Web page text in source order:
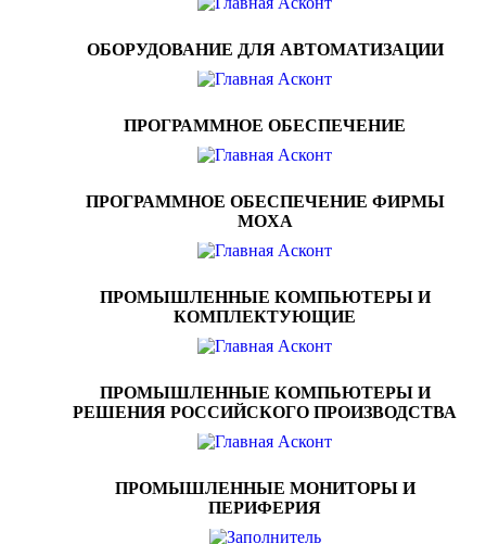
ОБОРУДОВАНИЕ ДЛЯ АВТОМАТИЗАЦИИ
ПРОГРАММНОЕ ОБЕСПЕЧЕНИЕ
ПРОГРАММНОЕ ОБЕСПЕЧЕНИЕ ФИРМЫ
MOXA
ПРОМЫШЛЕННЫЕ КОМПЬЮТЕРЫ И
КОМПЛЕКТУЮЩИЕ
ПРОМЫШЛЕННЫЕ КОМПЬЮТЕРЫ И
РЕШЕНИЯ РОССИЙСКОГО ПРОИЗВОДСТВА
ПРОМЫШЛЕННЫЕ МОНИТОРЫ И
ПЕРИФЕРИЯ